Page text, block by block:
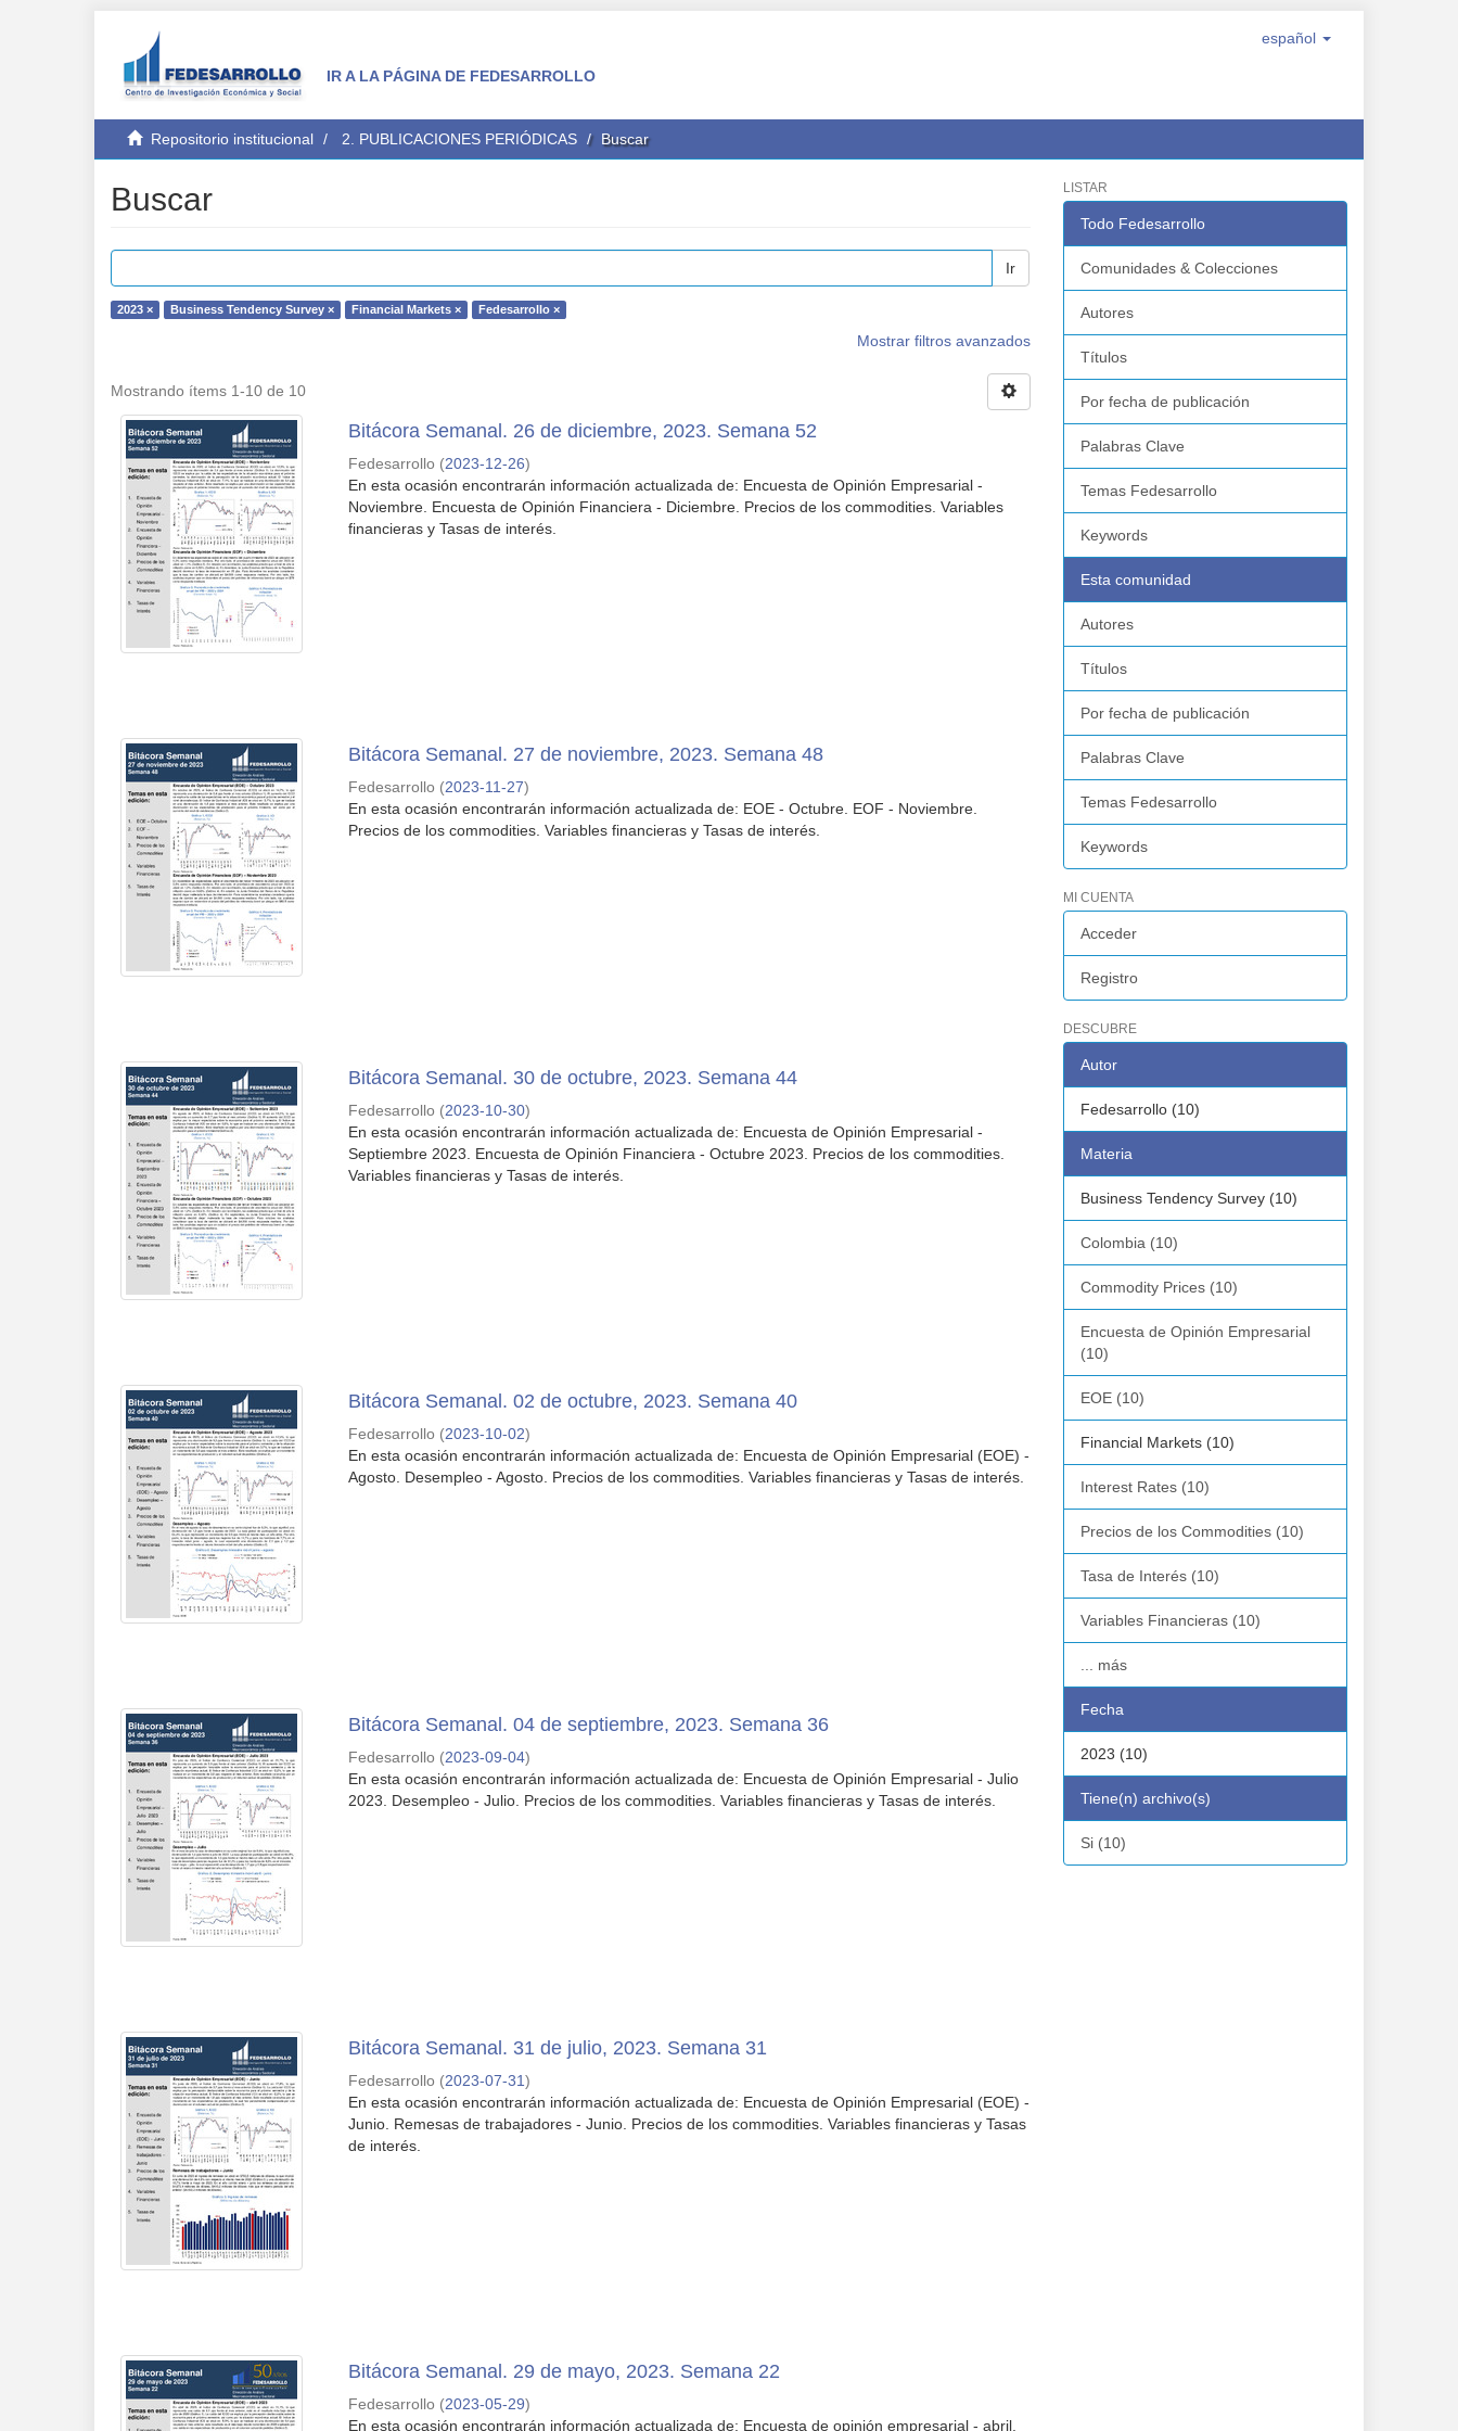
IR A LA PÁGINA DE FEDESARROLLO
español
Repositorio institucional 2. PUBLICACIONES PERIÓDICAS Buscar
Buscar
Ir
2023 × Business Tendency Survey × Financial Markets × Fedesarrollo ×
Mostrar filtros avanzados
Mostrando ítems 1-10 de 10
Bitácora Semanal. 26 de diciembre, 2023. Semana 52
Fedesarrollo (2023-12-26)
En esta ocasión encontrarán información actualizada de: Encuesta de Opinión Empresarial -
Noviembre. Encuesta de Opinión Financiera - Diciembre. Precios de los commodities. Variables
financieras y Tasas de interés.
Bitácora Semanal. 27 de noviembre, 2023. Semana 48
Fedesarrollo (2023-11-27)
En esta ocasión encontrarán información actualizada de: EOE - Octubre. EOF - Noviembre.
Precios de los commodities. Variables financieras y Tasas de interés.
Bitácora Semanal. 30 de octubre, 2023. Semana 44
Fedesarrollo (2023-10-30)
En esta ocasión encontrarán información actualizada de: Encuesta de Opinión Empresarial -
Septiembre 2023. Encuesta de Opinión Financiera - Octubre 2023. Precios de los commodities.
Variables financieras y Tasas de interés.
Bitácora Semanal. 02 de octubre, 2023. Semana 40
Fedesarrollo (2023-10-02)
En esta ocasión encontrarán información actualizada de: Encuesta de Opinión Empresarial (EOE) -
Agosto. Desempleo - Agosto. Precios de los commodities. Variables financieras y Tasas de interés.
Bitácora Semanal. 04 de septiembre, 2023. Semana 36
Fedesarrollo (2023-09-04)
En esta ocasión encontrarán información actualizada de: Encuesta de Opinión Empresarial - Julio
2023. Desempleo - Julio. Precios de los commodities. Variables financieras y Tasas de interés.
Bitácora Semanal. 31 de julio, 2023. Semana 31
Fedesarrollo (2023-07-31)
En esta ocasión encontrarán información actualizada de: Encuesta de Opinión Empresarial (EOE) -
Junio. Remesas de trabajadores - Junio. Precios de los commodities. Variables financieras y Tasas
de interés.
Bitácora Semanal. 29 de mayo, 2023. Semana 22
Fedesarrollo (2023-05-29)
En esta ocasión encontrarán información actualizada de: Encuesta de opinión empresarial - abril.
LISTAR
Todo Fedesarrollo
Comunidades & Colecciones
Autores
Títulos
Por fecha de publicación
Palabras Clave
Temas Fedesarrollo
Keywords
Esta comunidad
Autores
Títulos
Por fecha de publicación
Palabras Clave
Temas Fedesarrollo
Keywords
MI CUENTA
Acceder
Registro
DESCUBRE
Autor
Fedesarrollo (10)
Materia
Business Tendency Survey (10)
Colombia (10)
Commodity Prices (10)
Encuesta de Opinión Empresarial
(10)
EOE (10)
Financial Markets (10)
Interest Rates (10)
Precios de los Commodities (10)
Tasa de Interés (10)
Variables Financieras (10)
... más
Fecha
2023 (10)
Tiene(n) archivo(s)
Si (10)